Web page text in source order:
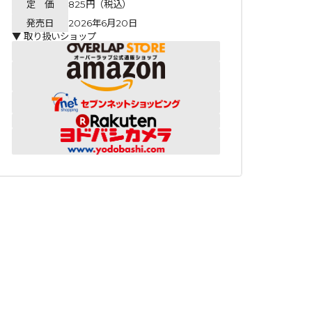
定 価
825円（税込）
発売日
2026年6月20日
▼ 取り扱いショップ